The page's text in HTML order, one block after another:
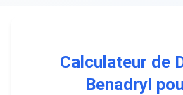
Calculateur de
Benadryl